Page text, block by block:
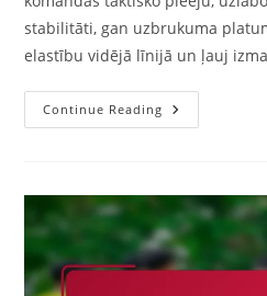
stabilitāti, gan uzbrukuma
elastību vidējā līnijā un ļauj
Continue Reading 3-
1-
Uz
4-
4-
2,
Platums
Pret